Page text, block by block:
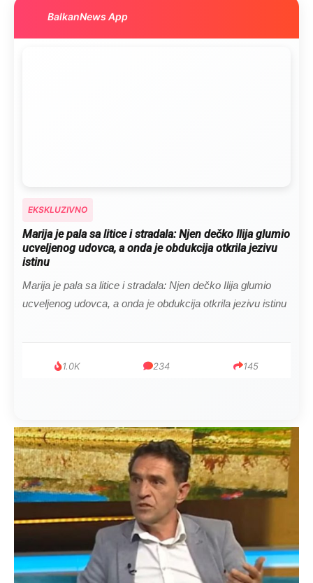
BalkanNews App
EKSKLUZIVNO
Marija je pala sa litice i stradala: Njen dečko Ilija glumio
ucveljenog udovca, a onda je obdukcija otkrila jezivu
istinu
Marija je pala sa litice i stradala: Njen dečko Ilija glumio
ucveljenog udovca, a onda je obdukcija otkrila jezivu istinu
1.0K 234 145